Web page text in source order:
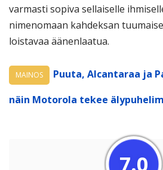
varmasti sopiva sellaiselle
nimenomaan kahdeksan
loistavaa äänenlaatua.
MAINOS
Puuta, Alcantaraa ja
näin Motorola tekee
7.0